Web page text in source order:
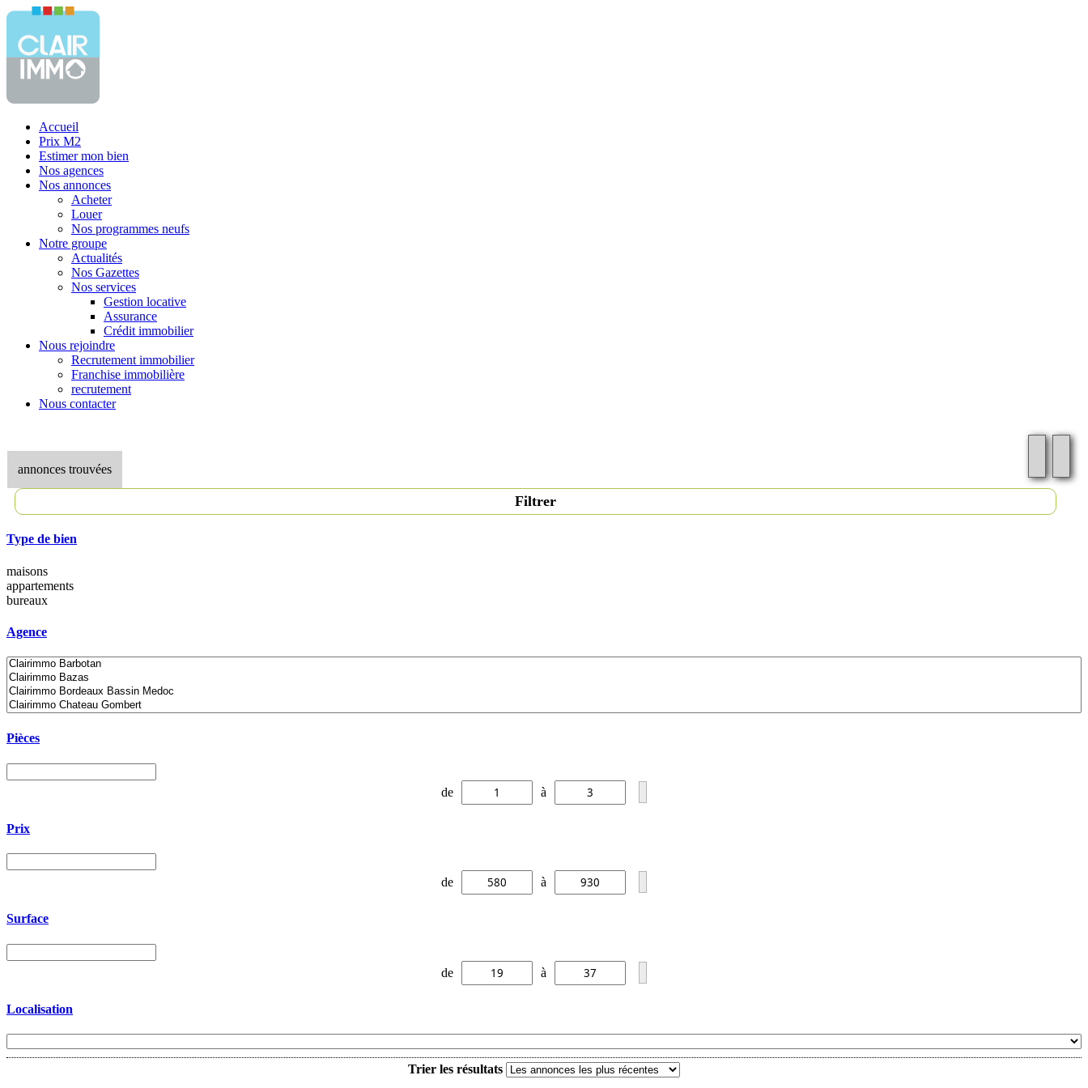
Accueil
Prix M2
Estimer mon bien
Nos agences
Nos annonces
Acheter
Louer
Nos programmes neufs
Notre groupe
Actualités
Nos Gazettes
Nos services
Gestion locative
Assurance
Crédit immobilier
Nous rejoindre
Recrutement immobilier
Franchise immobilière
recrutement
Nous contacter
annonces trouvées
Filtrer
Type de bien
maisons
appartements
bureaux
Agence
Pièces
de à
Prix
de à
Surface
de à
Localisation
Trier les résultats